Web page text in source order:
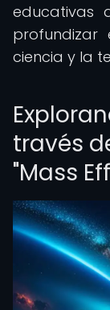
educativas
ciencia y la
través
"Mass